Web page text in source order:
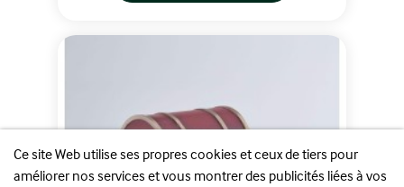
Ce site Web utilise ses propres cookies et ceux de tiers pour
améliorer nos services et vous montrer des publicités liées à vos